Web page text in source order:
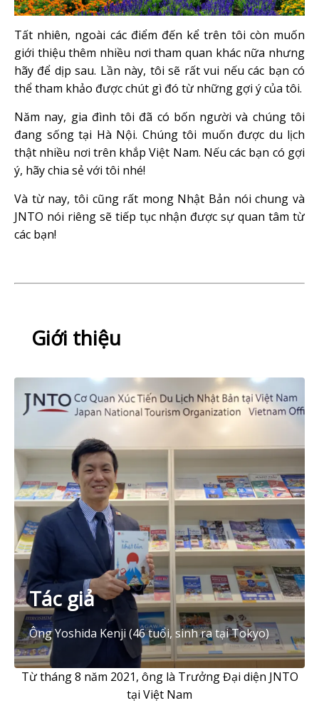
Tất nhiên, ngoài các điểm đến kể trên tôi còn muốn
giới thiệu thêm nhiều nơi tham quan khác nữa nhưng
hãy để dịp sau. Lần này, tôi sẽ rất vui nếu các bạn có
thể tham khảo được chút gì đó từ những gợi ý của tôi.
Năm nay, gia đình tôi đã có bốn người và chúng tôi
đang sống tại Hà Nội. Chúng tôi muốn được du lịch
thật nhiều nơi trên khắp Việt Nam. Nếu các bạn có gợi
ý, hãy chia sẻ với tôi nhé!
Và từ nay, tôi cũng rất mong Nhật Bản nói chung và
JNTO nói riêng sẽ tiếp tục nhận được sự quan tâm từ
các bạn!
Giới thiệu
Tác giả
Ông Yoshida Kenji (46 tuổi, sinh ra tại Tokyo)
Từ tháng 8 năm 2021, ông là Trưởng Đại diện JNTO
tại Việt Nam